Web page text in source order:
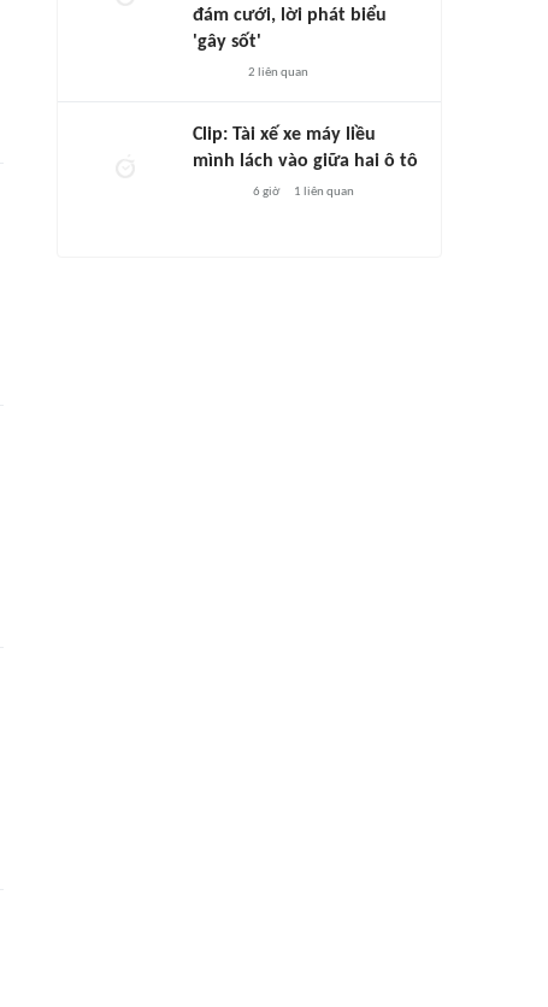
đám cưới, lời phát biểu
'gây sốt'
2 liên quan
Clip: Tài xế xe máy liều
mình lách vào giữa hai ô tô
6 giờ 1 liên quan